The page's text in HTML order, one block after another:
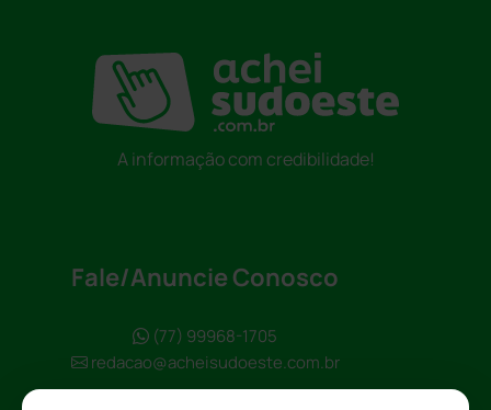
A informação com credibilidade!
Fale/Anuncie Conosco
(77) 99968-1705
redacao@acheisudoeste.com.br